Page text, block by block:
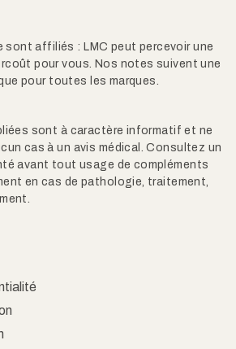
sont affiliés : LMC peut percevoir une
pour vous. Nos notes suivent une
pour toutes les marques.
sont à caractère informatif et ne
cas à un avis médical. Consultez un
avant tout usage de compléments
en cas de pathologie, traitement,